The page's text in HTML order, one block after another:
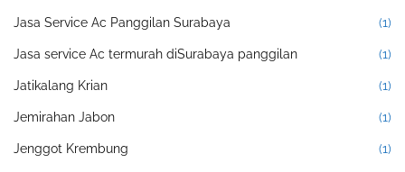
Jasa Service Ac Panggilan Surabaya (1)
Jasa service Ac termurah diSurabaya panggilan (1)
Jatikalang Krian (1)
Jemirahan Jabon (1)
Jenggot Krembung (1)